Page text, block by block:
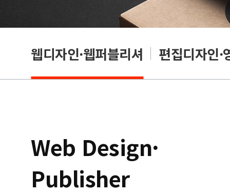
웹디자인·웹퍼블리셔 편집디자인·
Web Design·
Publisher